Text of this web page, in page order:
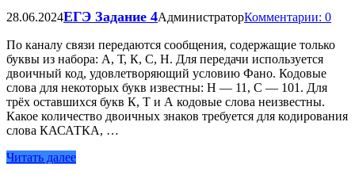
28.06.2024ЕГЭ Задание 4АдминистраторКомментарии: 0
По каналу связи передаются сообщения, содержащие только
буквы из набора: А, Т, К, С, Н. Для передачи используется
двоичный код, удовлетворяющий условию Фано. Кодовые
слова для некоторых букв известны: Н — 11, С — 101. Для
трёх оставшихся букв К, Т и А кодовые слова неизвестны.
Какое количество двоичных знаков требуется для кодирования
слова КАСАТКА, …
Читать далее